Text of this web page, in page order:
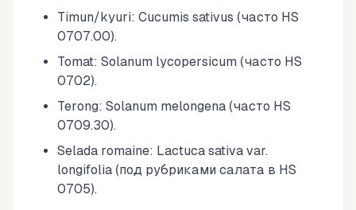
Timun/kyuri: Cucumis sativus (часто HS
0707.00).
Tomat: Solanum lycopersicum (часто HS
0702).
Terong: Solanum melongena (часто HS
0709.30).
Selada romaine: Lactuca sativa var.
longifolia (под рубриками салата в HS
0705).